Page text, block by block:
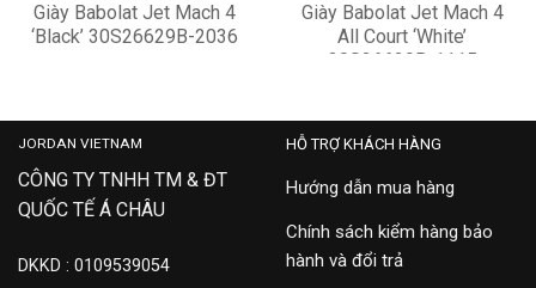
Giày Babolat Jet Mach 4
‘Black’ 30S26629B-2036
Giày Babolat Jet Mach 4
All Court ‘White’
30S26629B-1115
JORDAN VIETNAM
CÔNG TY TNHH TM & ĐT
QUỐC TẾ Á CHÂU
DKKD : 0109539054
HỖ TRỢ KHÁCH HÀNG
Hướng dẫn mua hàng
Chính sách kiểm hàng bảo
hành và đổi trả